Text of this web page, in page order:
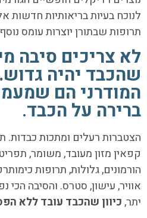
לנוכח בעיות בריאותיות חדשות
תרופות שבתורן יוצרות עומס
לא צריכים סיבה
שהכבד יהיה
המודרני הם
ברירה על הכבד.
הצטברות רעלים ומתכות כבדות.
קפאין מזון מעובד, משומר,
הורמונים, גלולות, תרופות
אוויר, עישון, סטרס. והסיבה
יתר,כיוון שהכבד עובד ללא